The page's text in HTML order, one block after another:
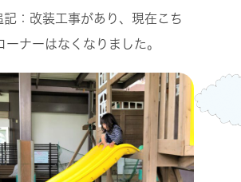
：改装工事があり、現在こち
ーナーはなくなりました。